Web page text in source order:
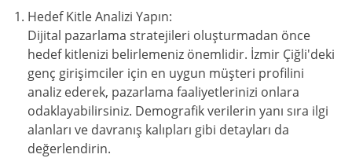
Hedef Kitle Analizi Yapın:
Dijital pazarlama stratejileri oluşturmadan önce
hedef kitlenizi belirlemeniz önemlidir. İzmir Çiğli'deki
genç girişimciler için en uygun müşteri profilini
analiz ederek, pazarlama faaliyetlerinizi onlara
odaklayabilirsiniz. Demografik verilerin yanı sıra ilgi
alanları ve davranış kalıpları gibi detayları da
değerlendirin.